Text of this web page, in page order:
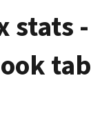
stats